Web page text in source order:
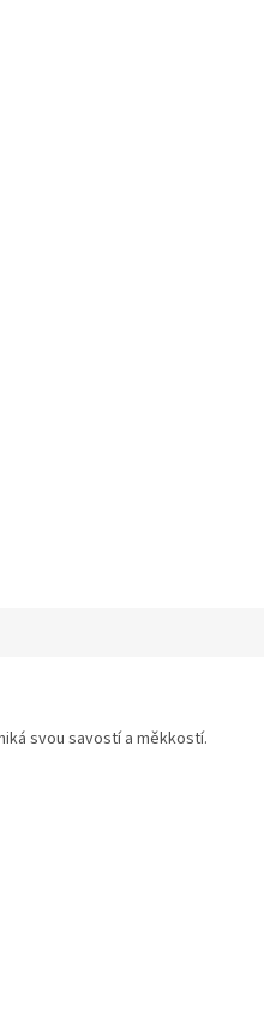
svou savostí a měkkostí.